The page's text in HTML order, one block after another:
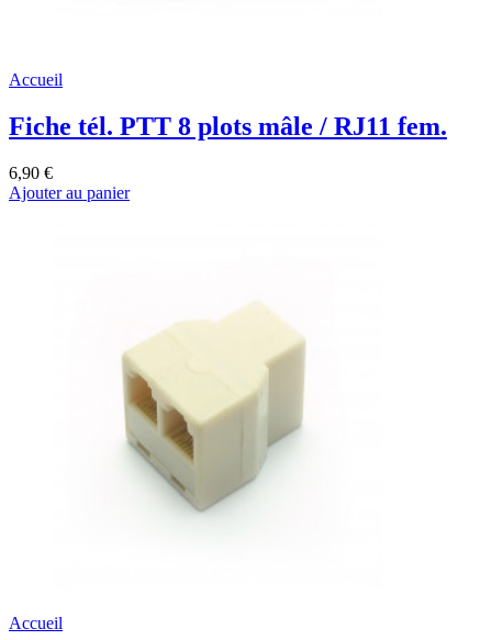
Accueil
Fiche tél. PTT 8 plots mâle / RJ11 fem.
6,90 €
Ajouter au panier
Accueil